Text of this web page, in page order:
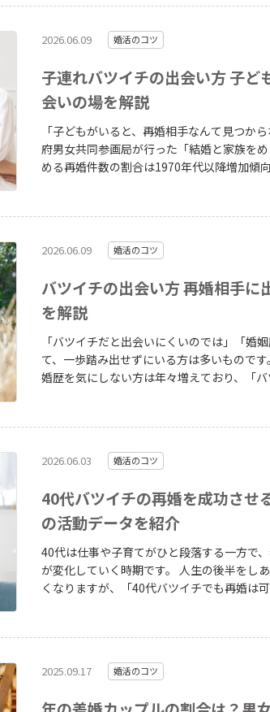
成婚白書（P9-P10）
2026.06.09 婚活のコツ
子連れバツイチの出会い方 子ど
会いの場を解説
「子どもがいると、再婚相手なんて見つから
府男女共同参画局が行った「結婚と家族を
める再婚件数の割合は1970年代以降増加傾
や子どもとの関係構築など初婚にはない課
がいるから無理」ではなく、「どこでどう
と出会える可能性は十分にあります。 この記事では、子連れ・バツイチ子持ちの方が
す。
2026.06.09 婚活のコツ
バツイチの出会い方 再婚相手に
を解説
「バツイチだと出会いにくいのでは」「婚
て、一歩踏み出せずにいる方は多いものです。 しかし実際のところ、婚活市場でも
婚歴を気にしない方は年々増えており、「
選び方・活動のコツ・婚姻歴の伝え方まで
解説します。「出会いがない」と感じてい
も、まずはここから読んでみてください。
2026.06.03 婚活のコツ
40代バツイチの再婚を成功させ
の活動データを紹介
40代は仕事や子育てがひと段落する一方で
が変化していく時期です。 人生の後半をしあわせに過ごすために再婚を考える方も多
くなりますが、「40代バツイチでも再婚は
会い方、男女別の婚活ポイント、結婚相談
0.5em;} table.blog-style th{background:
2025.09.17 婚活のコツ